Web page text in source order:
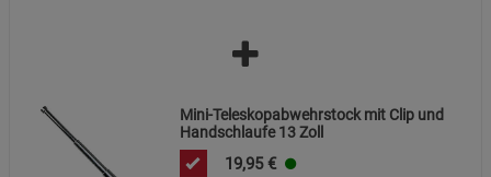
Mini-Teleskopabwehrstock mit Clip und
Handschlaufe 13 Zoll
19,95 €